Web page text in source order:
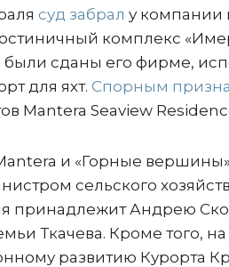
суд забрал у компании
комплекс
были сданы его фирме,
для яхт. Спорным
Mantera Seaview
и «Горные вершины»
сельского
принадлежит Андрею
Ткачева. Кроме того,
развитию Курорта